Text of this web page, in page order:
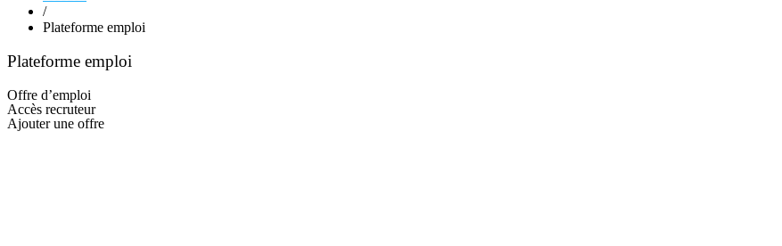
/
Plateforme emploi
Plateforme emploi
Offre d’emploi
Accès recruteur
Ajouter une offre